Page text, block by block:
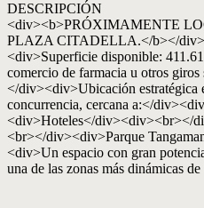
DESCRIPCIÓN
<div><b>PRÓXIMAMENTE
PLAZA CITADELLA.</b></
<div>Superficie disponible: 411.61
comercio de farmacia u otros
</div><div>Ubicación estratégica
concurrencia, cercana a:</
<div>Hoteles</div><div><br></
<br></div><div>Parque
<div>Un espacio con gran
una de las zonas más dinámicas